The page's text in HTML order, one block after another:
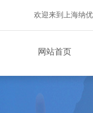
欢迎来到上海纳
网站首页